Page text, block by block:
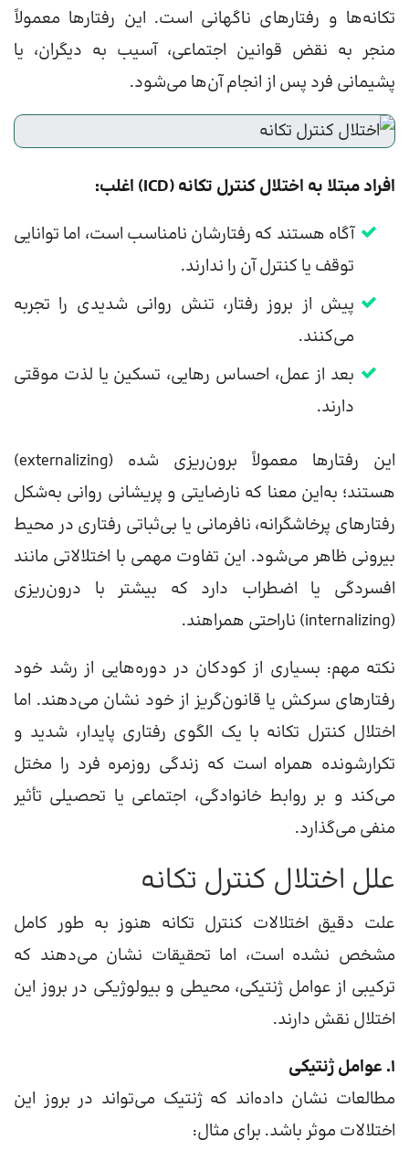
تکانه‌ها و رفتارهای ناگهانی است. این رفتارها معمولاً
منجر به نقض قوانین اجتماعی، آسیب به دیگران، یا
پشیمانی فرد پس از انجام آن‌ها می‌شود.
افراد مبتلا به اختلال کنترل تکانه (ICD) اغلب:
آگاه هستند که رفتارشان نامناسب است، اما توانایی
توقف یا کنترل آن را ندارند.
پیش از بروز رفتار، تنش روانی شدیدی را تجربه
می‌کنند.
بعد از عمل، احساس رهایی، تسکین یا لذت موقتی
دارند.
این رفتارها معمولاً برون‌ریزی شده (externalizing)
هستند؛ به‌این معنا که نارضایتی و پریشانی روانی به‌شکل
رفتارهای پرخاشگرانه، نافرمانی یا بی‌ثباتی رفتاری در محیط
بیرونی ظاهر می‌شود. این تفاوت مهمی با اختلالاتی مانند
افسردگی یا اضطراب دارد که بیشتر با درون‌ریزی
(internalizing) ناراحتی همراهند.
نکته مهم: بسیاری از کودکان در دوره‌هایی از رشد خود
رفتارهای سرکش یا قانون‌گریز از خود نشان می‌دهند. اما
اختلال کنترل تکانه با یک الگوی رفتاری پایدار، شدید و
تکرارشونده همراه است که زندگی روزمره فرد را مختل
می‌کند و بر روابط خانوادگی، اجتماعی یا تحصیلی تأثیر
منفی می‌گذارد.
علل اختلال کنترل تکانه
علت دقیق اختلالات کنترل تکانه هنوز به طور کامل
مشخص نشده است، اما تحقیقات نشان می‌دهند که
ترکیبی از عوامل ژنتیکی، محیطی و بیولوژیکی در بروز این
اختلال نقش دارند.
۱. عوامل ژنتیکی
مطالعات نشان داده‌اند که ژنتیک می‌تواند در بروز این
اختلالات موثر باشد. برای مثال: